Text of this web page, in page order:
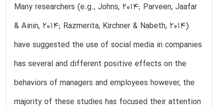
Many researchers (e.g., Johns, 2014; Parveen, Jaafar
& Ainin, 2014; Razmerita, Kirchner & Nabeth, 2014)
have suggested the use of social media in companies
has several and different positive effects on the
behaviors of managers and employees however, the
majority of these studies has focused their attention